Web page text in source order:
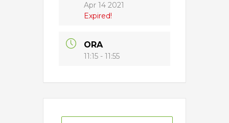
Apr 14 2021
Expired!
ORA
11:15 - 11:55